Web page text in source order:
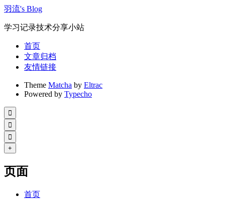
羽流's Blog
学习记录技术分享小站
首页
文章归档
友情链接
Theme Matcha by Eltrac
Powered by Typecho



+
页面
首页